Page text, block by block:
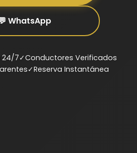
WhatsApp
24/7✓Conductores Verificados
✓Reserva Instantánea